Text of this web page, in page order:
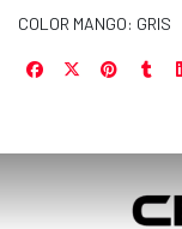
COLOR MANGO: GRIS